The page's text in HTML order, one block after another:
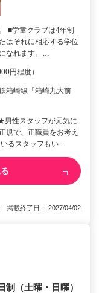
■学童クラブは4年制
はそれに相応する学位
なれます。…
円程度）
箱崎線「箱崎九大前
性スタッフが元気に
規で、正職員をお考え
るスタッフもい…
掲載終了日： 2027/04/02
（土曜・日曜）